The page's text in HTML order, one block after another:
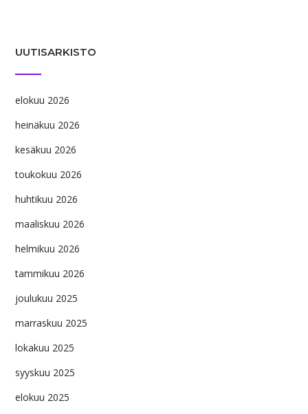
UUTISARKISTO
elokuu 2026
heinäkuu 2026
kesäkuu 2026
toukokuu 2026
huhtikuu 2026
maaliskuu 2026
helmikuu 2026
tammikuu 2026
joulukuu 2025
marraskuu 2025
lokakuu 2025
syyskuu 2025
elokuu 2025